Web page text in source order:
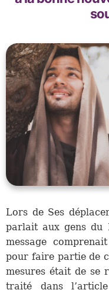
Lors de Ses
parlait aux gens du
message
pour faire partie de
mesures était de se
traité dans